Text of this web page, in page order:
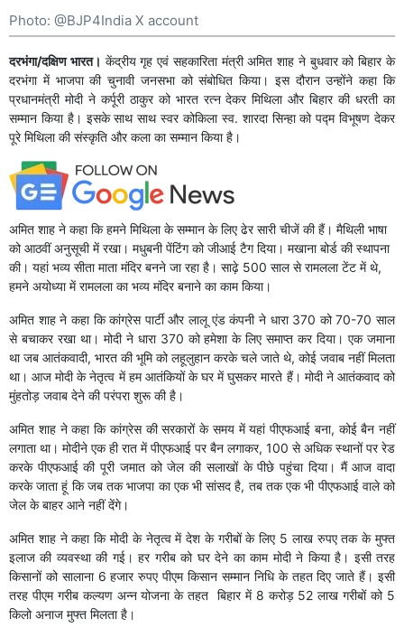
Photo: @BJP4India X account
दरभंगा/दक्षिण भारत। केंद्रीय गृह एवं सहकारिता मंत्री अमित शाह ने बुधवार को बिहार के
दरभंगा में भाजपा की चुनावी जनसभा को संबोधित किया। इस दौरान उन्होंने कहा कि
प्रधानमंत्री मोदी ने कर्पूरी ठाकुर को भारत रत्न देकर मिथिला और बिहार की धरती का
सम्मान किया है। इसके साथ साथ स्वर कोकिला स्व. शारदा सिन्हा को पद्म विभूषण देकर
पूरे मिथिला की संस्कृति और कला का सम्मान किया है।
अमित शाह ने कहा कि हमने मिथिला के सम्मान के लिए ढेर सारी चीजें की हैं। मैथिली भाषा
को आठवीं अनुसूची में रखा। मधुबनी पेंटिंग को जीआई टैग दिया। मखाना बोर्ड की स्थापना
की। यहां भव्य सीता माता मंदिर बनने जा रहा है। साढ़े 500 साल से रामलला टेंट में थे,
हमने अयोध्या में रामलला का भव्य मंदिर बनाने का काम किया।
अमित शाह ने कहा कि कांग्रेस पार्टी और लालू एंड कंपनी ने धारा 370 को 70-70 साल
से बचाकर रखा था। मोदी ने धारा 370 को हमेशा के लिए समाप्त कर दिया। एक जमाना
था जब आतंकवादी, भारत की भूमि को लहूलुहान करके चले जाते थे, कोई जवाब नहीं मिलता
था। आज मोदी के नेतृत्व में हम आतंकियों के घर में घुसकर मारते हैं। मोदी ने आतंकवाद को
मुंहतोड़ जवाब देने की परंपरा शुरू की है।
अमित शाह ने कहा कि कांग्रेस की सरकारों के समय में यहां पीएफआई बना, कोई बैन नहीं
लगाता था। मोदीने एक ही रात में पीएफआई पर बैन लगाकर, 100 से अधिक स्थानों पर रेड
करके पीएफआई की पूरी जमात को जेल की सलाखों के पीछे पहुंचा दिया। मैं आज वादा
करके जाता हूं कि जब तक भाजपा का एक भी सांसद है, तब तक एक भी पीएफआई वाले को
जेल के बाहर आने नहीं देंगे।
अमित शाह ने कहा कि मोदी के नेतृत्व में देश के गरीबों के लिए 5 लाख रुपए तक के मुफ्त
इलाज की व्यवस्था की गई। हर गरीब को घर देने का काम मोदी ने किया है। इसी तरह
किसानों को सालाना 6 हजार रुपए पीएम किसान सम्मान निधि के तहत दिए जाते हैं। इसी
तरह पीएम गरीब कल्यण अन्न योजना के तहत बिहार में 8 करोड़ 52 लाख गरीबों को 5
किलो अनाज मुफ्त मिलता है।